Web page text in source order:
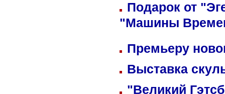
Подарок от
"Машины
Премьеру
Выставка
"Великий